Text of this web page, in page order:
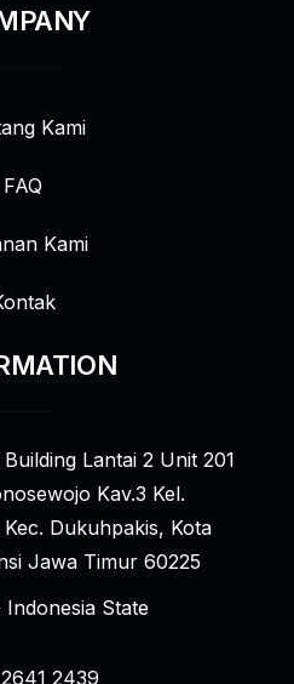
Kami
FAQ
Kami
Lantai 2 Unit 201
Kav.3 Kel.
Dukuhpakis, Kota
Jawa Timur 60225
State
2439